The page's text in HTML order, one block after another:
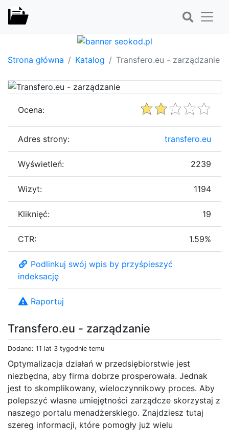
Strona główna Katalog Transfero.eu - zarządzanie
Transfero.eu - zarządzanie
Dodano: 11 lat 3 tygodnie temu
Optymalizacja działań w przedsiębiorstwie jest
niezbędna, aby firma dobrze prosperowała. Jednak
jest to skomplikowany, wieloczynnikowy proces. Aby
polepszyć własne umiejętności zarządcze skorzystaj z
naszego portalu menadżerskiego. Znajdziesz tutaj
szereg informacji, które pomogły już wielu
Ocena:
Adres strony: transfero.eu
Wyświetleń: 2239
Wizyt: 1194
Kliknięć: 19
CTR: 1.59%
Podlinkuj swój wpis by przyśpieszyć
indeksację
Raportuj